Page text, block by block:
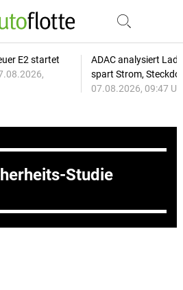
E2 startet
ADAC analysiert
spart Strom,
07.08.2026, 09:47
Studie